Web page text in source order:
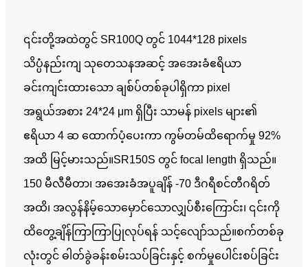
၎င်းတို့အထဲတွင် SR100Q တွင် 1044*128 pixels
သိပ္ပံနည်းကျ သုတေသနအဆင့် အအေးခံဧရိယာ
ခင်းကျင်းထားသော ချစ်ပ်တစ်ခုပါရှိကာ pixel
အရွယ်အစား 24*24 μm ရှိပြီး သာမန် pixels များ၏
ဧရိယာ 4 ဆ ထောက်ပံ့ပေးကာ ကွမ်တမ်ထိရောက်မှု 92%
အထိ မြင့်မားသည်။SR150S တွင် focal length ရှိသည်။
150 မီလီမီတာ၊ အအေးခံအပူချိန် -70 ဒီဂရီစင်တီဂရိတ်
အထိ၊ အလွန်နိမ့်သောမှောင်သောလျှပ်စီးကြောင်း၊ ၎င်းကို
ထိတွေ့ချိန်ကြာကြာပြုလုပ်ရန် သင့်လျော်သည်။စက်တစ်ခု
လုံးတွင် ဓါတ်ခွဲခန်းစမ်းသပ်ခြင်းနှင့် စက်မှုပေါင်းစပ်ခြင်း